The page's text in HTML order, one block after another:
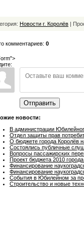
Новости г. Королёв |
комментариев: 0
Отправить
новости:
В администрации
Отдел защиты прав
О бюджете города Королёв
Состоялись публичные
Вопросы пассажирских
Проект бюджета 2010
Финансирование
Финансирование
События в Юбилейном за
Строительство и новые